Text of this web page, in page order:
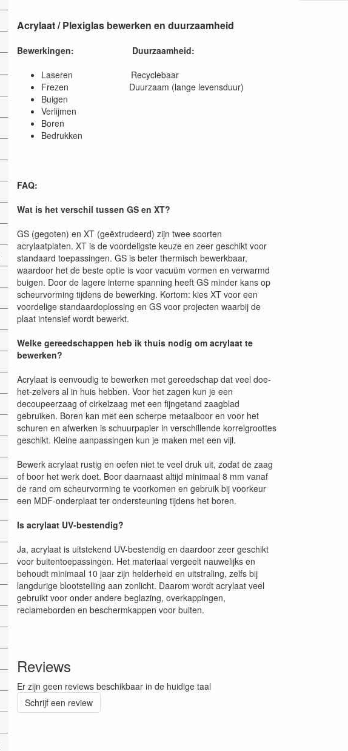
Acrylaat / Plexiglas bewerken en duurzaamheid
Bewerkingen:
Duurzaamheid:
Laseren Recyclebaar
Frezen Duurzaam (lange levensduur)
Buigen
Verlijmen
Boren
Bedrukken
FAQ:
Wat is het verschil tussen GS en XT?
GS (gegoten) en XT (geëxtrudeerd) zijn twee soorten
acrylaatplaten. XT is de voordeligste keuze en zeer geschikt voor
standaard toepassingen. GS is beter thermisch bewerkbaar,
waardoor het de beste optie is voor vacuüm vormen en verwarmd
buigen. Door de lagere interne spanning heeft GS minder kans op
scheurvorming tijdens de bewerking. Kortom: kies XT voor een
voordelige standaardoplossing en GS voor projecten waarbij de
plaat intensief wordt bewerkt.
Welke gereedschappen heb ik thuis nodig om acrylaat te
bewerken?
Acrylaat is eenvoudig te bewerken met gereedschap dat veel doe-
het-zelvers al in huis hebben. Voor het zagen kun je een
decoupeerzaag of cirkelzaag met een fijngetand zaagblad
gebruiken. Boren kan met een scherpe metaalboor en voor het
schuren en afwerken is schuurpapier in verschillende korrelgroottes
geschikt. Kleine aanpassingen kun je maken met een vijl.
Bewerk acrylaat rustig en oefen niet te veel druk uit, zodat de zaag
of boor het werk doet. Boor daarnaast altijd minimaal 8 mm vanaf
de rand om scheurvorming te voorkomen en gebruik bij voorkeur
een MDF-onderplaat ter ondersteuning tijdens het boren.
Is acrylaat UV-bestendig?
Ja, acrylaat is uitstekend UV-bestendig en daardoor zeer geschikt
voor buitentoepassingen. Het materiaal vergeelt nauwelijks en
behoudt minimaal 10 jaar zijn helderheid en uitstraling, zelfs bij
langdurige blootstelling aan zonlicht. Daarom wordt acrylaat veel
gebruikt voor onder andere beglazing, overkappingen,
reclameborden en beschermkappen voor buiten.
Reviews
Er zijn geen reviews beschikbaar in de huidige taal
Schrijf een review